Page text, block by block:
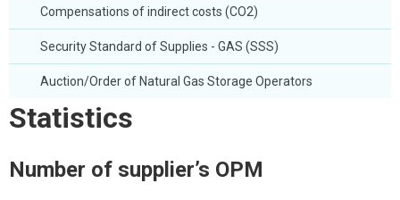
Compensations of indirect costs (CO2)
Security Standard of Supplies - GAS (SSS)
Auction/Order of Natural Gas Storage Operators
Statistics
Number of supplier’s OPM